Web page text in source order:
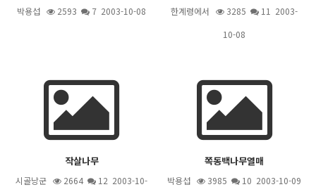
박용섭 2593 7 2003-10-08 한계령에서 3285 11 2003-
10-08
작살나무
시골낭군 2664 12 2003-10-
쪽동백나무열매
박용섭 3985 10 2003-10-09